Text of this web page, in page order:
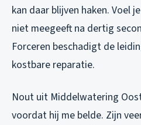
kan daar blijven haken. Voel
niet meegeeft na dertig
Forceren beschadigt de
kostbare reparatie.
Nout uit Middelwatering
voordat hij me belde. Zijn